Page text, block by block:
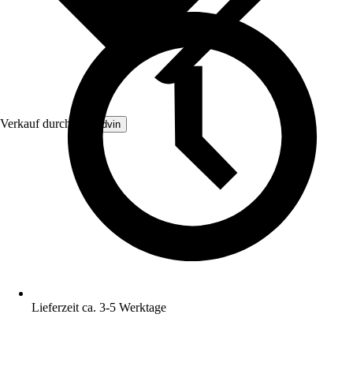
Verkauf durch: Brandvin
Lieferzeit ca. 3-5 Werktage